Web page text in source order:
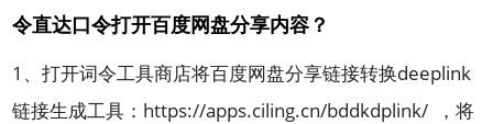
令直达口令打开百度网盘分享内容？
1、打开词令工具商店将百度网盘分享链接转换deeplink
链接生成工具： https://apps.ciling.cn/bddkdplink/ ，将